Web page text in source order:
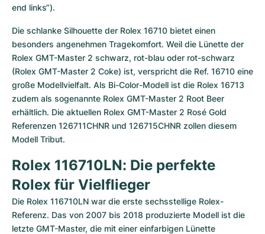
end links“).
Die schlanke Silhouette der Rolex 16710 bietet einen
besonders angenehmen Tragekomfort. Weil die Lünette der
Rolex GMT-Master 2 schwarz, rot-blau oder rot-schwarz
(Rolex GMT-Master 2 Coke) ist, verspricht die Ref. 16710 eine
große Modellvielfalt. Als Bi-Color-Modell ist die Rolex 16713
zudem als sogenannte Rolex GMT-Master 2 Root Beer
erhältlich. Die aktuellen Rolex GMT-Master 2 Rosé Gold
Referenzen 126711CHNR und 126715CHNR zollen diesem
Modell Tribut.
Rolex 116710LN: Die perfekte
Rolex für Vielflieger
Die Rolex 116710LN war die erste sechsstellige Rolex-
Referenz. Das von 2007 bis 2018 produzierte Modell ist die
letzte GMT-Master, die mit einer einfarbigen Lünette